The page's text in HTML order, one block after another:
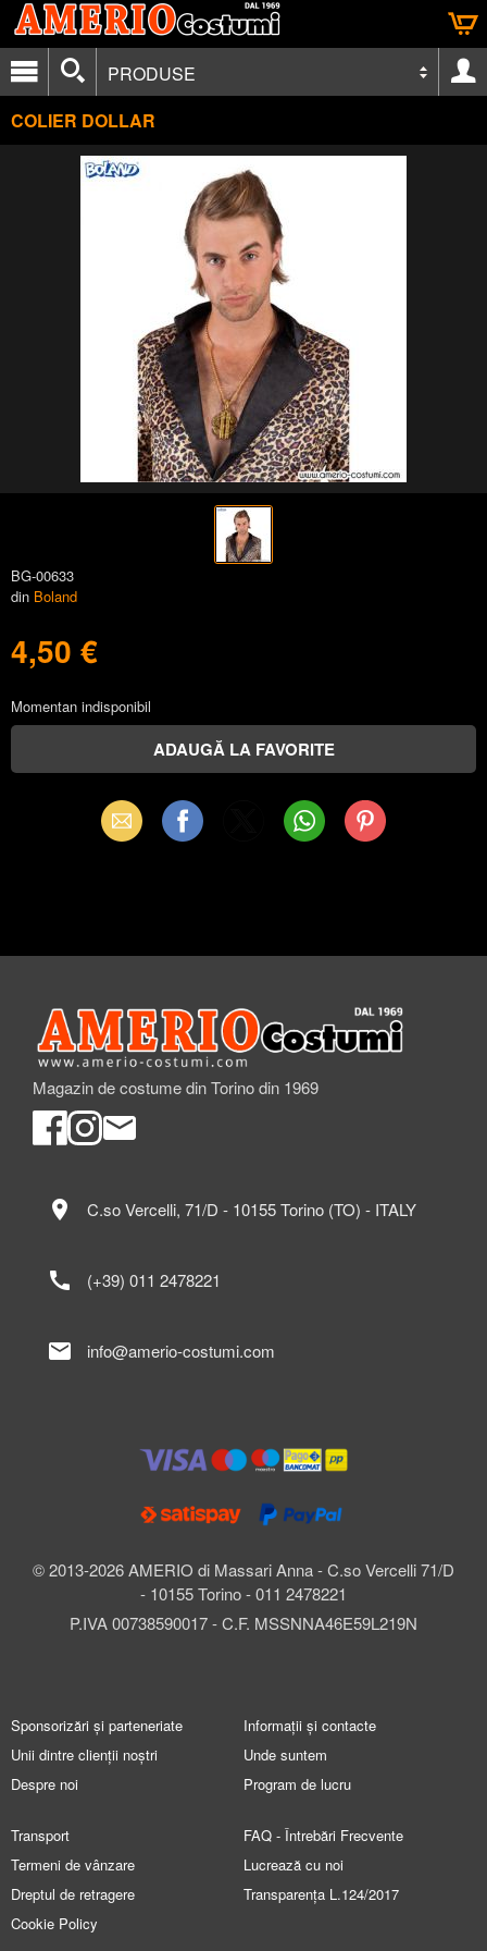
PRODUSE
COLIER DOLLAR
BG-00633
din Boland
4,50 €
Momentan indisponibil
Email Facebook WhatsAppPinterest
Magazin de costume din Torino din 1969
© 2013-2026 AMERIO di Massari Anna - C.so Vercelli 71/D
- 10155 Torino - 011 2478221
P.IVA 00738590017 - C.F. MSSNNA46E59L219N
location_on C.so Vercelli, 71/D - 10155 Torino (TO) - ITALY
call (+39) 011 2478221
mail info@amerio-costumi.com
Sponsorizări și parteneriate
Unii dintre clienții noștri
Despre noi
Informații și contacte
Unde suntem
Program de lucru
Transport
Termeni de vânzare
Dreptul de retragere
Cookie Policy
FAQ - Întrebări Frecvente
Lucrează cu noi
Transparența L.124/2017